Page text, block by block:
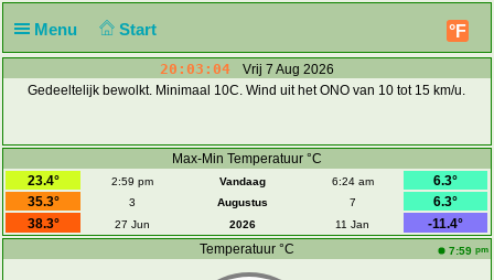
Menu Start °F
20:03:04
Vrij 7 Aug 2026
Gedeeltelijk bewolkt. Minimaal 10C. Wind uit het ONO van 10 tot 15 km/u.
Max-Min Temperatuur °C
23.4°
2:59 pm Vandaag 6:24 am
6.3°
35.3°
3 Augustus 7
6.3°
38.3°
27 Jun 2026 11 Jan
-11.4°
Temperatuur °C
7:59 pm